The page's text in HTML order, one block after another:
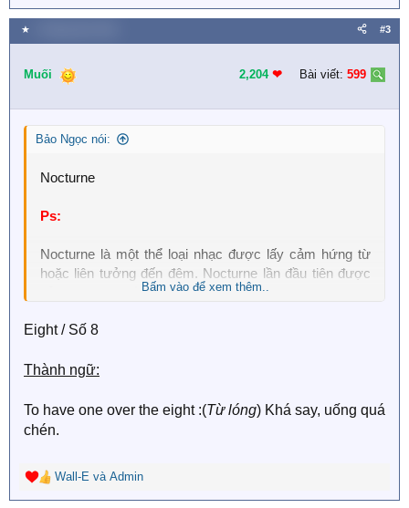
e
a
c
i
n
s
★ #3
Muối 2,204 ❤︎ Bài viết: 599
Bảo Ngọc nói:
Nocturne
Ps:
Nocturne là một thể loại nhạc được lấy cảm hứng từ
hoặc liên tưởng đến đêm. Nocturne lần đầu tiên được
sử dụng vào thế kỷ thứ 18.Bấm vào để xem thêm..
Eight / Số 8
Thành ngữ:
To have one over the eight :(Từ lóng) Khá say, uống quá
chén.
R
e
Wall-E và Admin